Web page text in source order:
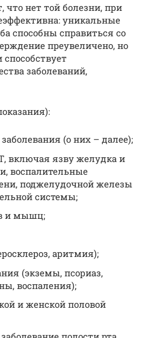
нет той болезни, при
уникальные
способны справиться со
преувеличено, но
заболеваний,
(о них – далее);
включая язву желудка и
воспалительные
поджелудочной железы
системы;
и мышц;
аритмия);
(экземы, псориаз,
воспаления);
и женской половой